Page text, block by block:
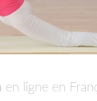
en ligne en